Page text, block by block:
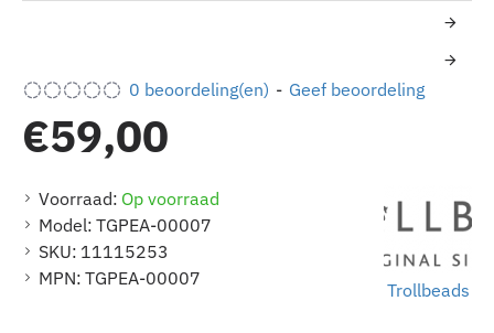
Voorraad: Op voorraad
Model: TGPEA-00007
SKU: 11115253
MPN: TGPEA-00007
Trollbeads
0 beoordeling(en) - Geef beoordeling
€59,00